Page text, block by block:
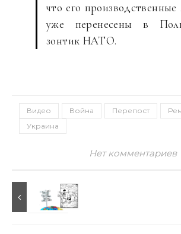
что его
уже перенесены в
зонтик НАТО.
Видео Война Перепост
Украина
Нет комментариев